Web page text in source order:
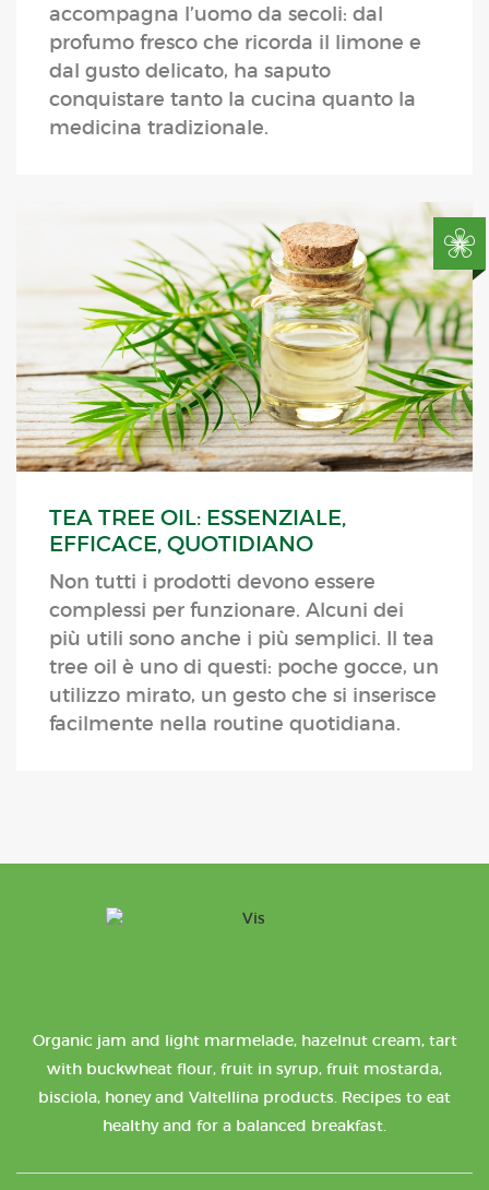
accompagna l’uomo da secoli: dal
profumo fresco che ricorda il limone e
dal gusto delicato, ha saputo
conquistare tanto la cucina quanto la
medicina tradizionale.
TEA TREE OIL: ESSENZIALE,
EFFICACE, QUOTIDIANO
Non tutti i prodotti devono essere
complessi per funzionare. Alcuni dei
più utili sono anche i più semplici. Il tea
tree oil è uno di questi: poche gocce, un
utilizzo mirato, un gesto che si inserisce
facilmente nella routine quotidiana.
Organic jam and light marmelade, hazelnut cream, tart
with buckwheat flour, fruit in syrup, fruit mostarda,
bisciola, honey and Valtellina products. Recipes to eat
healthy and for a balanced breakfast.